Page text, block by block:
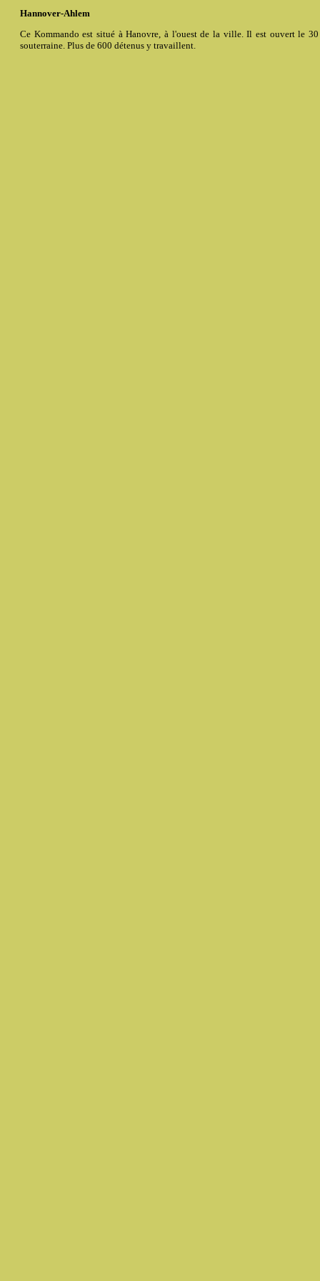
Hannover-Ahlem
Ce Kommando est situé à Hanovre, à l'ouest de la ville. Il est ouvert le
souterraine. Plus de 600 détenus y travaillent.